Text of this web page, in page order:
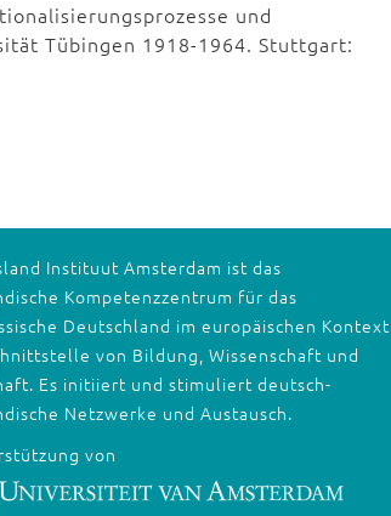
und
Tübingen 1918-1964. Stuttgart:
Instituut Amsterdam ist das
Kompetenzzentrum für das
Deutschland im europäischen Kontext
von Bildung, Wissenschaft und
Es initiiert und stimuliert deutsch-
Netzwerke und Austausch.
von